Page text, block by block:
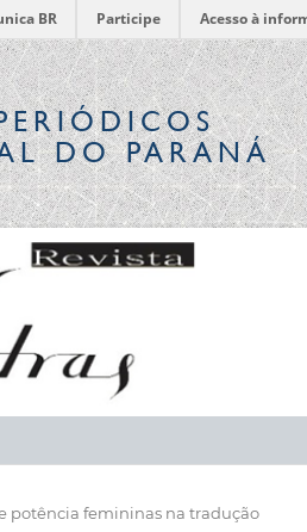
BR Participe Acesso à
DO PARANÁ
potência femininas na tradução